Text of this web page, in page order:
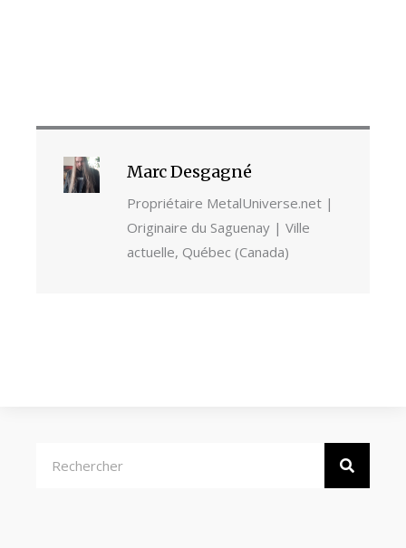
Marc Desgagné
Propriétaire MetalUniverse.net |
Originaire du Saguenay | Ville
actuelle, Québec (Canada)